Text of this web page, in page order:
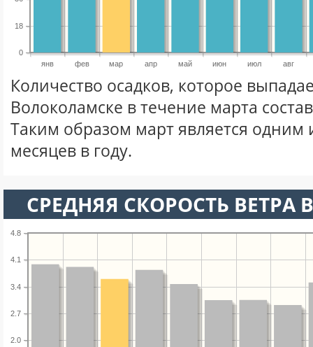
янв фев мар апр май июн июл авг
0
18
Количество осадков, которое
Волоколамске в течение марта
Таким образом март является одним
месяцев в году.
СРЕДНЯЯ СКОРОСТЬ ВЕТРА
2.0
2.7
3.4
4.1
4.8